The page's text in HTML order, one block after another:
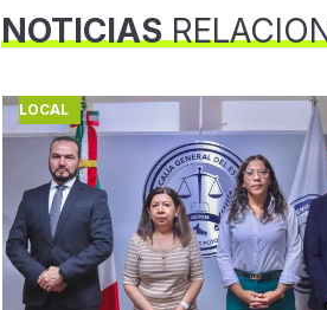
NOTICIAS
LOCAL